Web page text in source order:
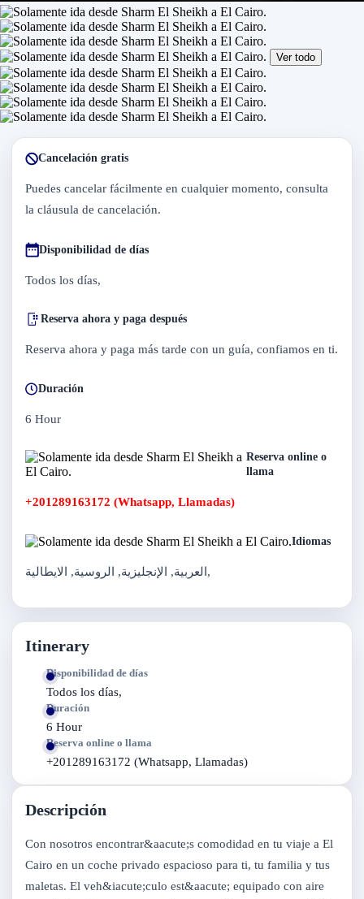
Ver todo
Cancelación gratis
Puedes cancelar fácilmente en cualquier momento, consulta
la cláusula de cancelación.
Disponibilidad de días
Todos los días,
Reserva ahora y paga después
Reserva ahora y paga más tarde con un guía, confiamos en ti.
Duración
6 Hour
Reserva online o
llama
+201289163172 (Whatsapp, Llamadas)
Idiomas
العربية, الإنجليزية, الروسية, الايطالية,
Itinerary
Disponibilidad de días
Todos los días,
Duración
6 Hour
Reserva online o llama
+201289163172 (Whatsapp, Llamadas)
Descripción
Con nosotros encontrar&aacute;s comodidad en tu viaje a El
Cairo en un coche privado espacioso para ti, tu familia y tus
maletas. El veh&iacute;culo est&aacute; equipado con aire